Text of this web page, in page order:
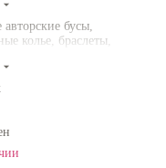
камня. Цвет и размер
отличаться от
на фото.
авторские бусы,
колье, браслеты,
различные цвета и